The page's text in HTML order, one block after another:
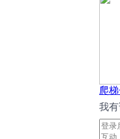
爬
我有